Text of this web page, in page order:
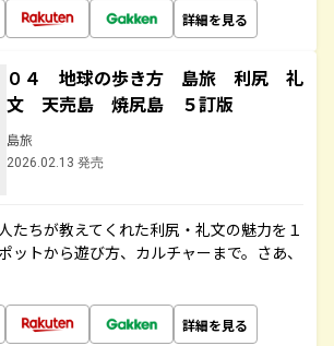
詳細を見る
０４ 地球の歩き方 島旅 利尻 礼
文 天売島 焼尻島 ５訂版
島旅
2026.02.13 発売
ちが教えてくれた利尻・礼文の魅力を１
ットから遊び方、カルチャーまで。さあ、
詳細を見る